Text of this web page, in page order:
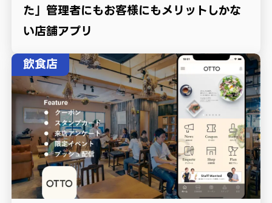
た」管理者にもお客様にもメリットしかな
い店舗アプリ
飲食店